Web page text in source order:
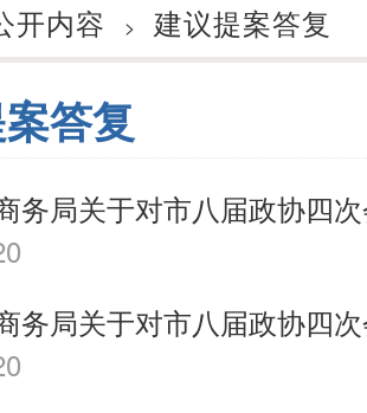
开内容
> 建议提案答复
答复
务局关于对市八届政协四
务局关于对市八届政协四